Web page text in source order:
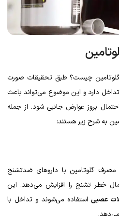
چیست؟ طبق تحقیقات صورت
تداخل دارد و این موضوع می‌تواند باعث
بروز عوارض جانبی شود. از جمله
به شرح زیر هستند:
گلوتامین با داروهای ضدتشنج
خطر تشنج را افزایش می‌دهد. این
عصبی استفاده می‌شوند و تداخل با